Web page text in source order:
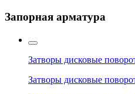
Запорная арматура
Затворы дисковые
Затворы дисковые